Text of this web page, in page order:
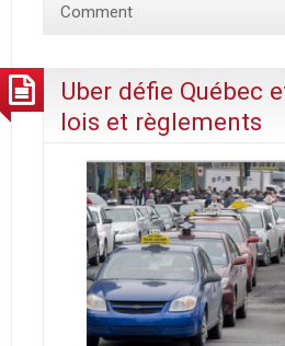
Comment
Uber défie Québec
lois et règlements